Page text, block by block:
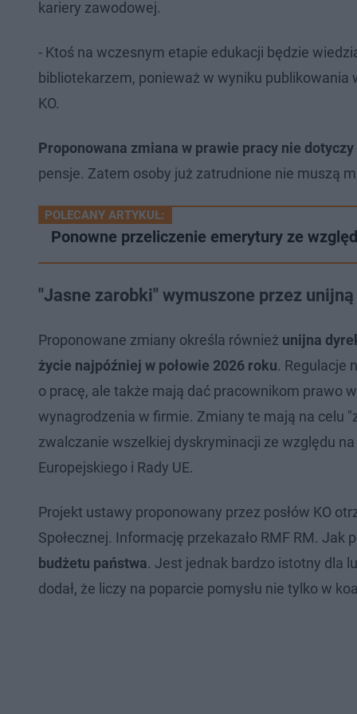
kariery zawodowej.
- Ktoś na wczesnym etapie edukacji będzie
bibliotekarzem, ponieważ w wyniku publikowania
KO.
Proponowana zmiana w prawie pracy nie
pensje. Zatem osoby już zatrudnione nie muszą
POLECANY ARTYKUŁ:
Ponowne przeliczenie emerytury ze
"Jasne zarobki" wymuszone przez
Proponowane zmiany określa również unijna
życie najpóźniej w połowie 2026 roku. Regulacje
o pracę, ale także mają dać pracownikom prawo
wynagrodzenia w firmie. Zmiany te mają na celu
zwalczanie wszelkiej dyskryminacji ze względu
Europejskiego i Rady UE.
Projekt ustawy proponowany przez posłów KO
Społecznej. Informację przekazało RMF RM. Jak
budżetu państwa. Jest jednak bardzo istotny dla
dodał, że liczy na poparcie pomysłu nie tylko w